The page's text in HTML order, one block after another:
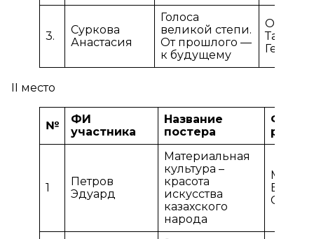
3.
Суркова
Анастасия
Голоса
великой степи.
От прошлого —
к будущему
Татьяна
II место
№
ФИ
участника
Название
постера
ФИО
1
Петров
Эдуард
Материальная
культура –
красота
искусства
казахского
народа
Елена